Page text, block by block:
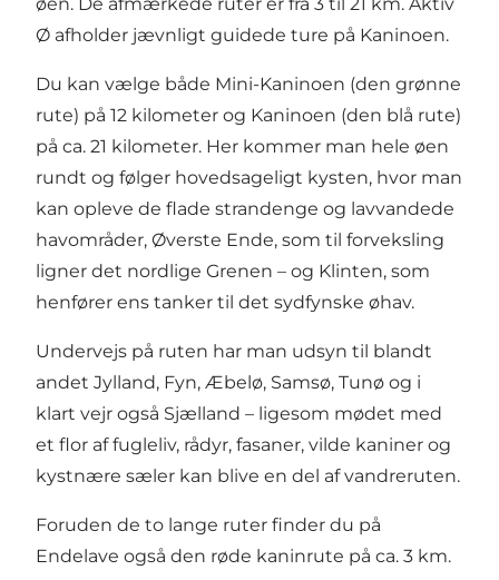
Ø afholder jævnligt guidede ture på Kaninoen.
Du kan vælge både Mini-Kaninoen (den grønne
rute) på 12 kilometer og Kaninoen (den blå rute)
på ca. 21 kilometer. Her kommer man hele øen
rundt og følger hovedsageligt kysten, hvor man
kan opleve de flade strandenge og lavvandede
havområder, Øverste Ende, som til forveksling
ligner det nordlige Grenen – og Klinten, som
henfører ens tanker til det sydfynske øhav.
Undervejs på ruten har man udsyn til blandt
andet Jylland, Fyn, Æbelø, Samsø, Tunø og i
klart vejr også Sjælland – ligesom mødet med
et flor af fugleliv, rådyr, fasaner, vilde kaniner og
kystnære sæler kan blive en del af vandreruten.
Foruden de to lange ruter finder du på
Endelave også den røde kaninrute på ca. 3 km.